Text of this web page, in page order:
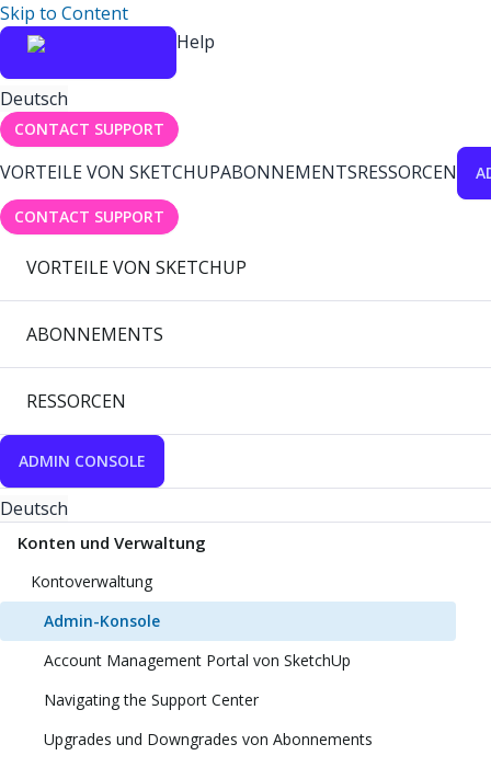
Skip to Content
Help
Deutsch
CONTACT SUPPORT
VORTEILE VON SKETCHUPABONNEMENTSRESSORCEN
CONTACT SUPPORT
VORTEILE VON SKETCHUP
ABONNEMENTS
RESSORCEN
ADMIN CONSOLE
Deutsch
Konten und Verwaltung
Kontoverwaltung
Admin-Konsole
Account Management Portal von SketchUp
Navigating the Support Center
Upgrades und Downgrades von Abonnements